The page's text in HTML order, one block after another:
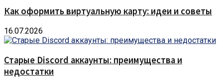
Как оформить виртуальную карту: идеи и советы
16.07.2026
Старые Discord аккаунты: преимущества и
недостатки